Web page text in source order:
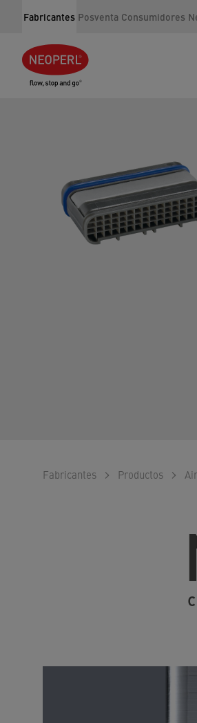
Fabricantes Posventa Consumidores
Fabricantes Productos